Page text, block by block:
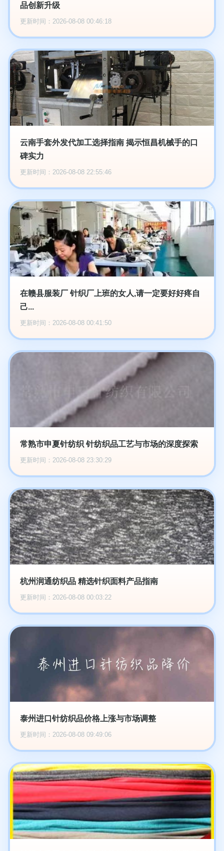
品创新升级
更新时间：2026-08-08 00:46:18
云南手套外发代加工选择指南 揭示恒昌机械手的口
碑实力
更新时间：2026-08-08 22:55:46
在赣县服装厂 针织厂上班的女人,请一定要好好疼自
己...
更新时间：2026-08-08 00:41:50
常熟市申夏针纺织 针纺织品工艺与市场的深度探索
更新时间：2026-08-08 23:30:29
杭州润通纺织品 精选针织面料产品指南
更新时间：2026-08-08 00:03:22
泰州进口针纺织品价格上涨与市场调整
更新时间：2026-08-08 09:49:06